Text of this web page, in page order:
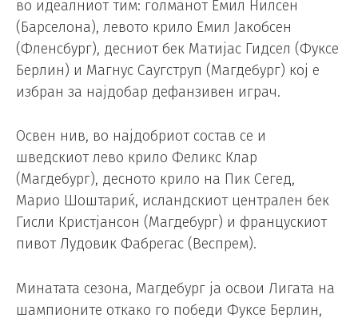
во идеалниот тим: голманот Емил Нилсен
(Барселона), левото крило Емил Јакобсен
(Фленсбург), десниот бек Матијас Гидсел (Фуксе
Берлин) и Магнус Саугструп (Магдебург) кој е
избран за најдобар дефанзивен играч.
Освен нив, во најдобриот состав се и
шведскиот лево крило Феликс Клар
(Магдебург), десното крило на Пик Сегед,
Марио Шоштариќ, исландскиот централен бек
Гисли Кристјансон (Магдебург) и францускиот
пивот Лудовик Фабрегас (Веспрем).
Минатата сезона, Магдебург ја освои Лигата на
шампионите откако го победи Фуксе Берлин,